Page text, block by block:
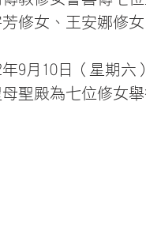
修女、王安娜修
年9月10日（星期
聖殿為七位修女